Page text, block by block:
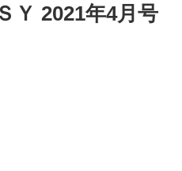
Ｙ 2021年4月号